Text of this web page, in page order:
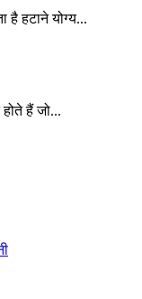
है हटाने योग्य...
हैं जो...